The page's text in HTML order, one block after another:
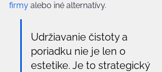
firmy alebo iné alternatívy.
Udržiavanie čistoty a
poriadku nie je len o
estetike. Je to strategický